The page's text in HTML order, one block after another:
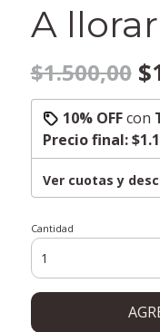
A
$1.500,00
10% OFFcon
Precio final:
Ver cuotas y
Cantidad